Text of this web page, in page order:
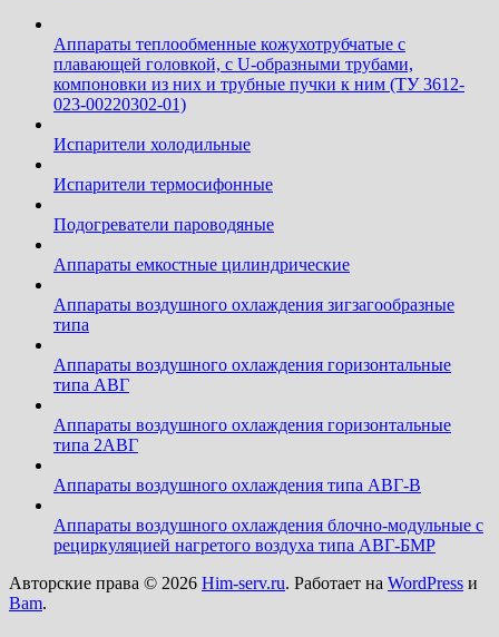
Аппараты теплообменные кожухотрубчатые c
плавающей головкой, с U-образными трубами,
компоновки из них и трубные пучки к ним (ТУ 3612-
023-00220302-01)
Испарители холодильные
Испарители термосифонные
Подогреватели пароводяные
Аппараты емкостные цилиндрические
Аппараты воздушного охлаждения зигзагообразные
типа
Аппараты воздушного охлаждения горизонтальные
типа АВГ
Аппараты воздушного охлаждения горизонтальные
типа 2АВГ
Аппараты воздушного охлаждения типа АВГ-В
Аппараты воздушного охлаждения блочно-модульные с
рециркуляцией нагретого воздуха типа АВГ-БМР
Авторские права © 2026 Him-serv.ru. Работает на WordPress и
Bam.